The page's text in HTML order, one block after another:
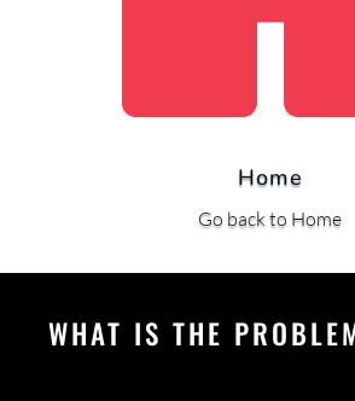
Home
Go back to Home
WHAT IS THE